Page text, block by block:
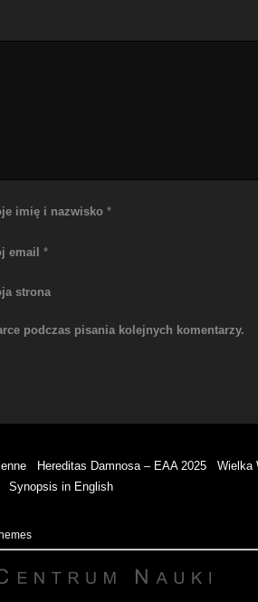
imię i nazwisko *
email *
strona
podczas pisania kolejnych komentarzy.
Hereditas Damnosa – EAA 2025
Wielka
Synopsis in English